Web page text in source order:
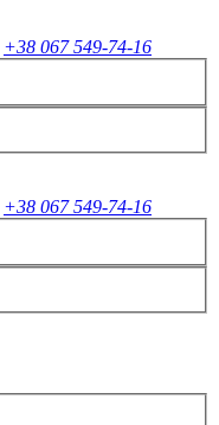
+38 067 549-74-16
+38 067 549-74-16